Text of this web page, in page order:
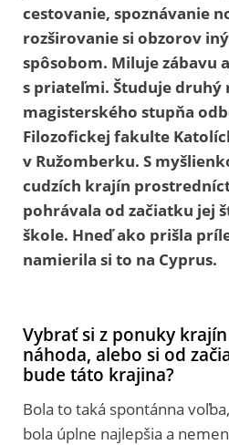
cestovanie, spoznávanie
rozširovanie si obzorov
spôsobom. Miluje zábavu
s priateľmi. Študuje druhý
magisterského stupňa
Filozofickej fakulte
v Ružomberku. S
cudzích krajín
pohrávala od začiatku jej
škole. Hneď ako prišla
namierila si to na Cyprus.
Vybrať si z ponuky
náhoda, alebo si od
bude táto krajina?
Bola to taká spontánna
bola úplne najlepšia a